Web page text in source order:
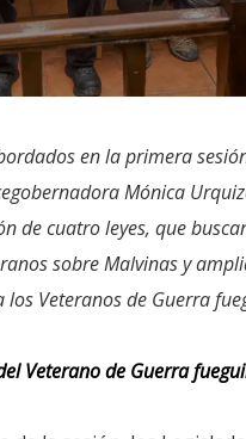
en la primera
Mónica
de cuatro leyes, que
sobre Malvinas y
Veteranos de Guerra
Veterano de Guerra